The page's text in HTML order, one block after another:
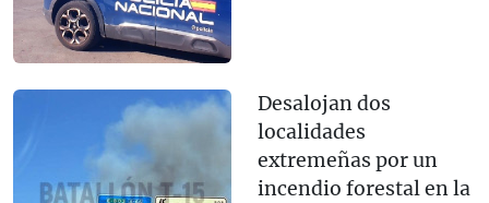
Desalojan dos
localidades
extremeñas por un
incendio forestal en la